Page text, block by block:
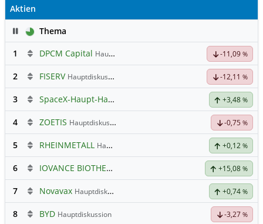
Aktien
PauseThema
1
DPCM Capital Hauptdiskussion -11,09 %
2 FISERV Hauptdiskussion -12,11 %
3 SpaceX-Haupt-Hauptforum +3,48 %
4 ZOETIS Hauptdiskussion -0,75 %
5 RHEINMETALL Hauptdiskussion +0,12 %
6 IOVANCE BIOTHERAP.DL-,001 +15,08 %
7 Novavax Hauptdiskussion +0,74 %
8 BYD Hauptdiskussion -3,27 %